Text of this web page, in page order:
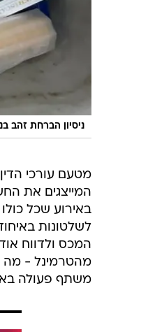
ניסיון הברחת זהב
מטעם עורכי
המייצגים את
באירוע שכל
לשלטונות
המכס ולדווח
מהטרמינל - מה
משתף פעולה